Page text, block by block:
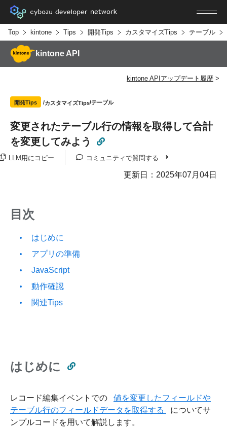
Top kintone Tips 開発Tips カスタマイズTips テーブル
kintone API
kintone APIアップデート履歴
開発Tips カスタマイズTips テーブル
変更されたテーブル行の情報を取得して合計
を変更してみよう
LLM用にコピー コミュニティで質問する
更新日：2025年07月04日
目次
はじめに
アプリの準備
JavaScript
動作確認
関連Tips
はじめに
レコード編集イベントでの
値を変更したフィールドや
テーブル行のフィールドデータを取得する
についてサ
ンプルコードを用いて解説します。